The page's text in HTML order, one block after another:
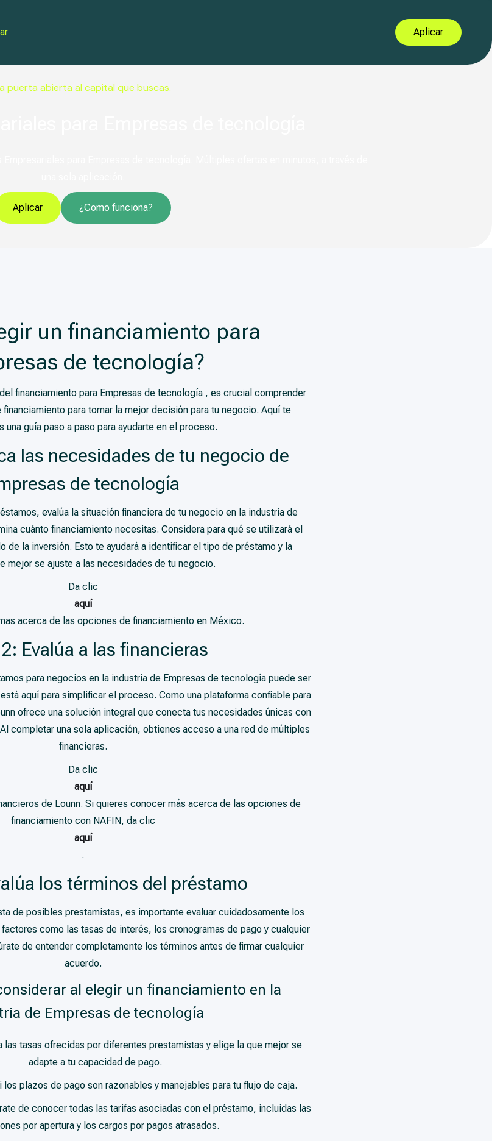
Aplicar
puerta abierta al capital que buscas.
Aplicar ¿Como funciona?
un financiamiento para
de tecnología?
financiamiento para Empresas de tecnología , es crucial comprender
para tomar la mejor decisión para tu negocio. Aquí te
una guía paso a paso para ayudarte en el proceso.
las necesidades de tu negocio de
de tecnología
evalúa la situación financiera de tu negocio en la industria de
cuánto financiamiento necesitas. Considera para qué se utilizará el
de la inversión. Esto te ayudará a identificar el tipo de préstamo y la
mejor se ajuste a las necesidades de tu negocio.
Da clic
aquí
acerca de las opciones de financiamiento en México.
Evalúa a las financieras
para negocios en la industria de Empresas de tecnología puede ser
aquí para simplificar el proceso. Como una plataforma confiable para
ofrece una solución integral que conecta tus necesidades únicas con
completar una sola aplicación, obtienes acceso a una red de múltiples
financieras.
Da clic
aquí
de Lounn. Si quieres conocer más acerca de las opciones de
financiamiento con NAFIN, da clic
aquí
.
los términos del préstamo
de posibles prestamistas, es importante evaluar cuidadosamente los
como las tasas de interés, los cronogramas de pago y cualquier
de entender completamente los términos antes de firmar cualquier
acuerdo.
al elegir un financiamiento en la
de Empresas de tecnología
las tasas ofrecidas por diferentes prestamistas y elige la que mejor se
adapte a tu capacidad de pago.
los plazos de pago son razonables y manejables para tu flujo de caja.
de conocer todas las tarifas asociadas con el préstamo, incluidas las
por apertura y los cargos por pagos atrasados.